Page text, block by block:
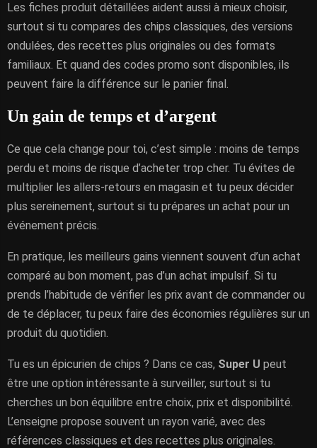
Les fiches produit détaillées aident aussi à mieux choisir,
surtout si tu compares des chips classiques, des versions
ondulées, des recettes plus originales ou des formats
familiaux. Et quand des codes promo sont disponibles, ils
peuvent faire la différence sur le panier final.
Un gain de temps et d’argent
Ce que cela change pour toi, c’est simple : moins de temps
perdu et moins de risque d’acheter trop cher. Tu évites de
multiplier les allers-retours en magasin et tu peux décider
plus sereinement, surtout si tu prépares un achat pour un
événement précis.
En pratique, les meilleurs gains viennent souvent d’un achat
comparé au bon moment, pas d’un achat impulsif. Si tu
prends l’habitude de vérifier les prix avant de commander ou
de te déplacer, tu peux faire des économies régulières sur un
produit du quotidien.
Tu es un épicurien de chips ? Dans ce cas, Super U peut
être une option intéressante à surveiller, surtout si tu
cherches un bon équilibre entre choix, prix et disponibilité.
L’enseigne propose souvent un rayon varié, avec des
références classiques et des recettes plus originales.